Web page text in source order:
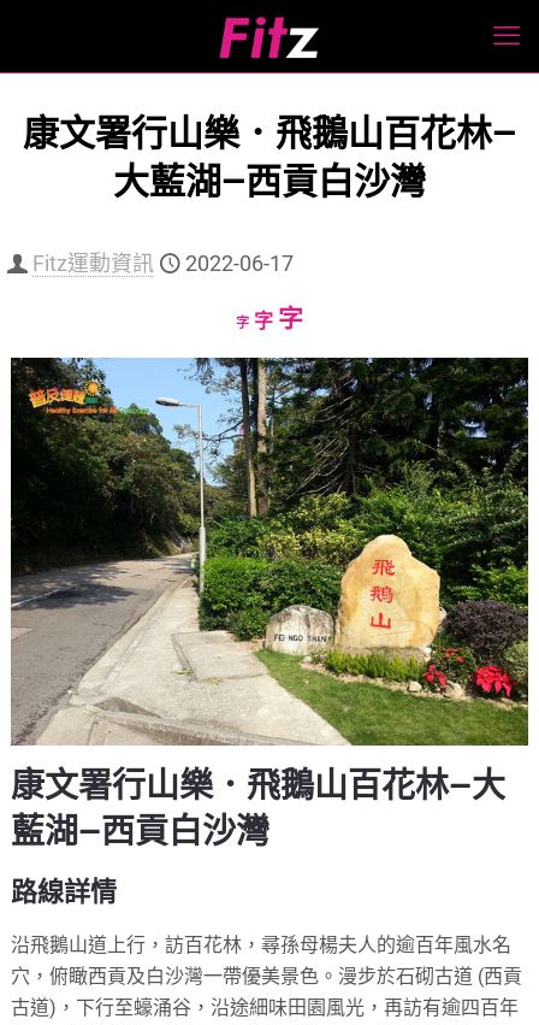
康文署行山樂．飛鵝山百花林—
大藍湖—西貢白沙灣
Fitz運動資訊 2022-06-17
字Decrease
size.
字Reset
size.
字Increase
size.
康文署行山樂．飛鵝山百花林—大
藍湖—西貢白沙灣
路線詳情
沿飛鵝山道上行，訪百花林，尋孫母楊夫人的逾百年風水名
穴，俯瞰西貢及白沙灣一帶優美景色。漫步於石砌古道 (西貢
古道)，下行至蠔涌谷，沿途細味田園風光，再訪有逾四百年